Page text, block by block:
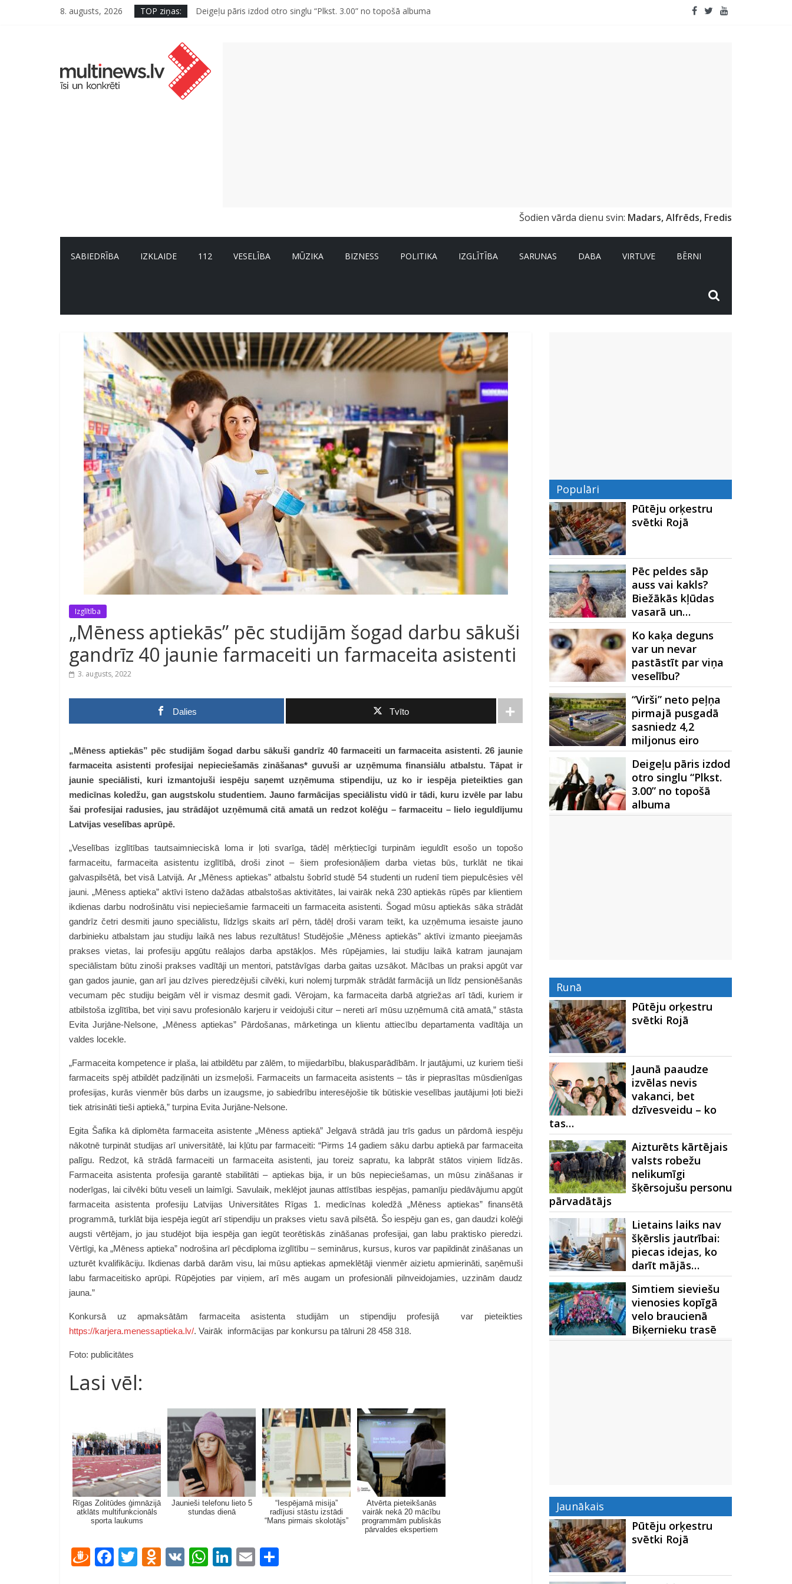
8. augusts, 2026 TOP ziņas:
Deigeļu pāris izdod otro singlu “Plkst. 3.00” no topošā albuma
“Virši” neto peļņa pirmajā pusgadā sasniedz 4,2 miljonus eiro
Šodien vārda dienu svin: Madars, Alfrēds, Fredis
SABIEDRĪBA IZKLAIDE 112 VESELĪBA MŪZIKA BIZNESS POLITIKA IZGLĪTĪBA SARUNAS DABA VIRTUVE BĒRNI
Izglītība
„Mēness aptiekās” pēc studijām šogad darbu sākuši
gandrīz 40 jaunie farmaceiti un farmaceita asistenti
3. augusts, 2022
Dalies Tvīto
„Mēness aptiekās” pēc studijām šogad darbu sākuši gandrīz 40 farmaceiti un farmaceita asistenti. 26 jaunie
farmaceita asistenti profesijai nepieciešamās zināšanas* guvuši ar uzņēmuma finansiālu atbalstu. Tāpat ir
jaunie speciālisti, kuri izmantojuši iespēju saņemt uzņēmuma stipendiju, uz ko ir iespēja pieteikties gan
medicīnas koledžu, gan augstskolu studentiem. Jauno farmācijas speciālistu vidū ir tādi, kuru izvēle par labu
šai profesijai radusies, jau strādājot uzņēmumā citā amatā un redzot kolēģu – farmaceitu – lielo ieguldījumu
Latvijas veselības aprūpē.
„Veselības izglītības tautsaimnieciskā loma ir ļoti svarīga, tādēļ mērķtiecīgi turpinām ieguldīt esošo un topošo
farmaceitu, farmaceita asistentu izglītībā, droši zinot – šiem profesionāļiem darba vietas būs, turklāt ne tikai
galvaspilsētā, bet visā Latvijā. Ar „Mēness aptiekas” atbalstu šobrīd studē 54 studenti un rudenī tiem piepulcēsies vēl
jauni. „Mēness aptieka” aktīvi īsteno dažādas atbalstošas aktivitātes, lai vairāk nekā 230 aptiekās rūpēs par klientiem
ikdienas darbu nodrošinātu visi nepieciešamie farmaceiti un farmaceita asistenti. Šogad mūsu aptiekās sāka strādāt
gandrīz četri desmiti jauno speciālistu, līdzīgs skaits arī pērn, tādēļ droši varam teikt, ka uzņēmuma iesaiste jauno
darbinieku atbalstam jau studiju laikā nes labus rezultātus! Studējošie „Mēness aptiekās” aktīvi izmanto pieejamās
prakses vietas, lai profesiju apgūtu reālajos darba apstākļos. Mēs rūpējamies, lai studiju laikā katram jaunajam
speciālistam būtu zinoši prakses vadītāji un mentori, patstāvīgas darba gaitas uzsākot. Mācības un praksi apgūt var
gan gados jaunie, gan arī jau dzīves pieredzējuši cilvēki, kuri nolemj turpmāk strādāt farmācijā un līdz pensionēšanās
vecumam pēc studiju beigām vēl ir vismaz desmit gadi. Vērojam, ka farmaceita darbā atgriežas arī tādi, kuriem ir
atbilstoša izglītība, bet viņi savu profesionālo karjeru ir veidojuši citur – nereti arī mūsu uzņēmumā citā amatā,” stāsta
Evita Jurjāne-Nelsone, „Mēness aptiekas” Pārdošanas, mārketinga un klientu attiecību departamenta vadītāja un
valdes locekle.
„Farmaceita kompetence ir plaša, lai atbildētu par zālēm, to mijiedarbību, blakusparādībām. Ir jautājumi, uz kuriem tieši
farmaceits spēj atbildēt padziļināti un izsmeļoši. Farmaceits un farmaceita asistents – tās ir pieprasītas mūsdienīgas
profesijas, kurās vienmēr būs darbs un izaugsme, jo sabiedrību interesējošie tik būtiskie veselības jautājumi ļoti bieži
tiek atrisināti tieši aptiekā,” turpina Evita Jurjāne-Nelsone.
Egita Šafika kā diplomēta farmaceita asistente „Mēness aptiekā” Jelgavā strādā jau trīs gadus un pārdomā iespēju
nākotnē turpināt studijas arī universitātē, lai kļūtu par farmaceiti: “Pirms 14 gadiem sāku darbu aptiekā par farmaceita
palīgu. Redzot, kā strādā farmaceiti un farmaceita asistenti, jau toreiz sapratu, ka labprāt stātos viņiem līdzās.
Farmaceita asistenta profesija garantē stabilitāti – aptiekas bija, ir un būs nepieciešamas, un mūsu zināšanas ir
noderīgas, lai cilvēki būtu veseli un laimīgi. Savulaik, meklējot jaunas attīstības iespējas, pamanīju piedāvājumu apgūt
farmaceita asistenta profesiju Latvijas Universitātes Rīgas 1. medicīnas koledžā „Mēness aptiekas” finansētā
programmā, turklāt bija iespēja iegūt arī stipendiju un prakses vietu savā pilsētā. Šo iespēju gan es, gan daudzi kolēģi
augsti vērtējam, jo jau studējot bija iespēja gan iegūt teorētiskās zināšanas profesijai, gan labu praktisko pieredzi.
Vērtīgi, ka „Mēness aptieka” nodrošina arī pēcdiploma izglītību – seminārus, kursus, kuros var papildināt zināšanas un
uzturēt kvalifikāciju. Ikdienas darbā darām visu, lai mūsu aptiekas apmeklētāji vienmēr aizietu apmierināti, saņēmuši
labu farmaceitisko aprūpi. Rūpējoties par viņiem, arī mēs augam un profesionāli pilnveidojamies, uzzinām daudz
jauna.”
Konkursā uz apmaksātām farmaceita asistenta studijām un stipendiju profesijā var pieteikties
https://karjera.menessaptieka.lv/. Vairāk informācijas par konkursu pa tālruni 28 458 318.
Foto: publicitātes
Lasi vēl:
Rīgas Zolitūdes ģimnāzijā
atklāts multifunkcionāls
sporta laukums
Jaunieši telefonu lieto 5
stundas dienā
“Iespējamā misija”
radījusi stāstu izstādi
“Mans pirmais skolotājs”
Atvērta pieteikšanās
vairāk nekā 20 mācību
programmām publiskās
pārvaldes ekspertiem
D F T O V W Li E
Populāri
Pūtēju orķestru
svētki Rojā
Pēc peldes sāp
auss vai kakls?
Biežākās kļūdas
vasarā un…
Ko kaķa deguns
var un nevar
pastāstīt par viņa
veselību?
“Virši” neto peļņa
pirmajā pusgadā
sasniedz 4,2
miljonus eiro
Deigeļu pāris izdod
otro singlu “Plkst.
3.00” no topošā
albuma
Runā
Pūtēju orķestru
svētki Rojā
Jaunā paaudze
izvēlas nevis
vakanci, bet
dzīvesveidu – ko
tas…
Aizturēts kārtējais
valsts robežu
nelikumīgi
šķērsojušu personu
pārvadātājs
Lietains laiks nav
šķērslis jautrībai:
piecas idejas, ko
darīt mājās…
Simtiem sieviešu
vienosies kopīgā
velo braucienā
Biķernieku trasē
Jaunākais
Pūtēju orķestru
svētki Rojā